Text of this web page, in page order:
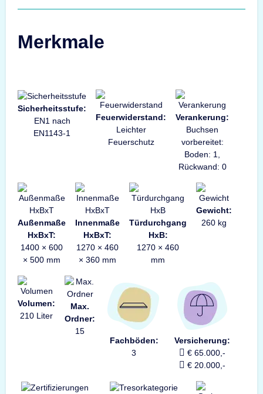
Merkmale
Sicherheitsstufe:
EN1 nach
EN1143-1
Feuerwiderstand:
Leichter
Feuerschutz
Verankerung:
Buchsen
vorbereitet:
Boden: 1,
Rückwand: 0
Außenmaße
HxBxT:
1400 × 600
× 500 mm
Innenmaße
HxBxT:
1270 × 460
× 360 mm
Türdurchgang
HxB:
1270 × 460
mm
Gewicht:
260 kg
Volumen:
210 Liter
Max.
Ordner:
15
Fachböden:
3
Versicherung:
€ 65.000,-
€ 20.000,-